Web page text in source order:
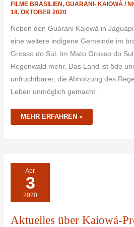
FILME BRASILIEN,GUARANI- KAIOWÁ /
18. OKTOBER 2020
Neben den Guarani Kaiowá in
eine weitere indigene Gemeinde im
Grosso do Sul. Im Mato Grosso do
Regenwald mehr. Das Land ist öde
unfruchtbarer, die Abholzung des
Leben unmöglich gemacht.
MEHR ERFAHREN »
Apr.
3
2020
Aktuelles über Kaiowá-
AKTUELLES
ÜBER
KAIOWÁ-
PROJEKT